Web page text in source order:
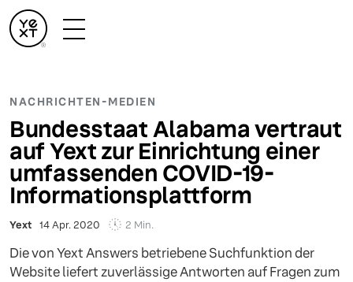
NACHRICHTEN-MEDIEN
Bundesstaat Alabama vertraut
auf Yext zur Einrichtung einer
umfassenden COVID-19-
Informationsplattform
Yext 14 Apr. 2020 2 Min.
Die von Yext Answers betriebene Suchfunktion der
Website liefert zuverlässige Antworten auf Fragen zum